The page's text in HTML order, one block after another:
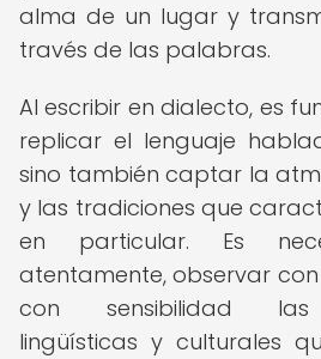
alma de un lugar y
través de las palabras.
Al escribir en dialecto, es
replicar el lenguaje
sino también captar la
y las tradiciones que
en particular. Es
atentamente, observar
con sensibilidad las
lingüísticas y culturales